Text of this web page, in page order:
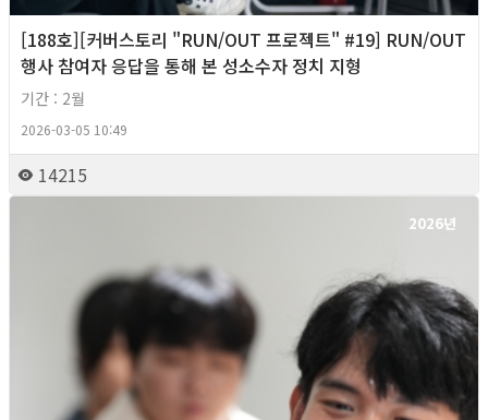
[188호][커버스토리 "RUN/OUT 프로젝트" #19] RUN/OUT
행사 참여자 응답을 통해 본 성소수자 정치 지형
기간 : 2월
2026-03-05 10:49
14215
2026년